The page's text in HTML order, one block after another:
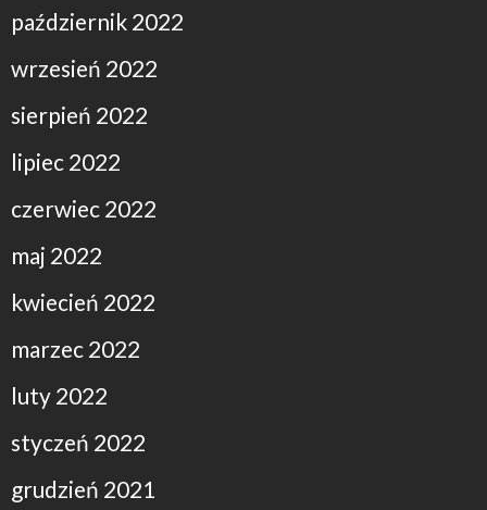
październik 2022
wrzesień 2022
sierpień 2022
lipiec 2022
czerwiec 2022
maj 2022
kwiecień 2022
marzec 2022
luty 2022
styczeń 2022
grudzień 2021